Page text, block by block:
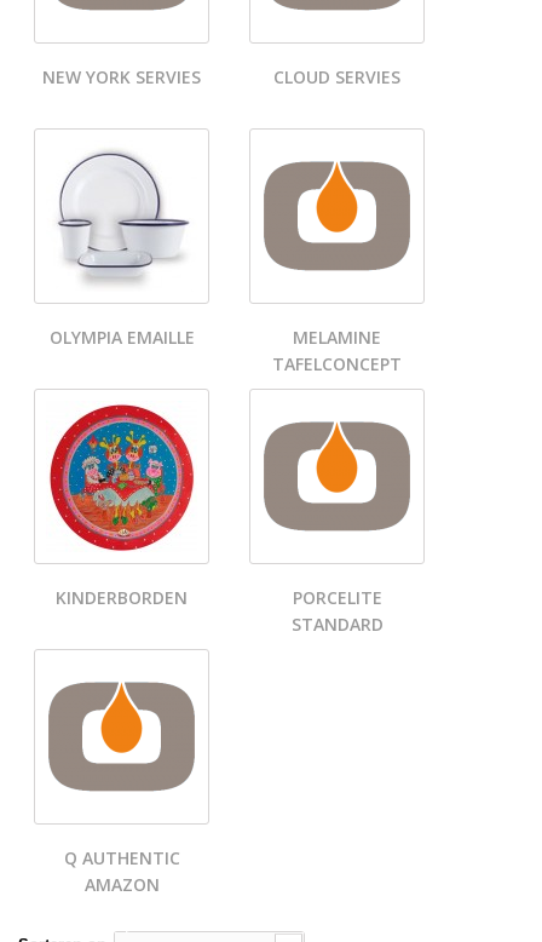
NEW YORK SERVIES CLOUD SERVIES
OLYMPIA EMAILLE
MELAMINE
TAFELCONCEPT
KINDERBORDEN
PORCELITE
STANDARD
Q AUTHENTIC
AMAZON